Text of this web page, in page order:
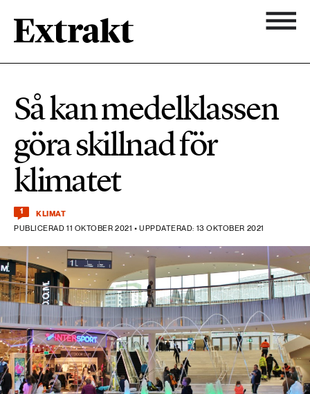
Biologisk mångfald
Hållbara städer
Industri & Energi
Kemikalier
Klimat
Landsbygd
Livsstil & konsumtion
Mat & jordbruk
Skog
Nyhetsbrev
Om Extrakt
900 ARTIKLAR
584 ARTIKLAR
Hållbara städer
473 ARTIKLAR
Industri & Energi
471 ARTIKLAR
Kemikalier
1492 ARTIKLAR
Klimat
252 ARTIKLAR
Landsbygd
Så kan medelklassen
göra skillnad för
klimatet
1
KLIMAT
PUBLICERAD 11 OKTOBER 2021 • UPPDATERAD: 13 OKTOBER 2021